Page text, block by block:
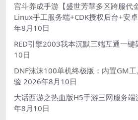
宫斗养成手游【盛世芳華多区跨服代
Linux手工服务端+CDK授权后台+安
年8月10日
RED引擎2003我本沉默三端互通一键
10日
DNF沫沫100单机终极版：内置GM
验 2026年8月10日
大话西游之热血版H5手游三网服务端
年8月10日